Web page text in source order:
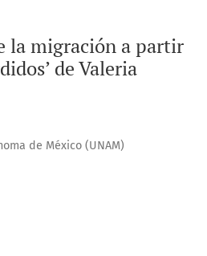
la migración a partir
de Valeria
de México (UNAM)